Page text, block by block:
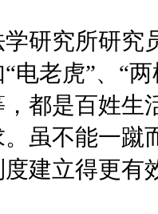
研究所研究
电老虎”、“
都是百姓生
虽不能一蹴
建立得更有